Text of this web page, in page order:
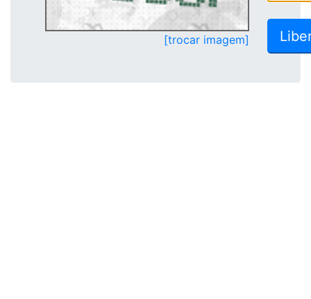
[trocar imagem]